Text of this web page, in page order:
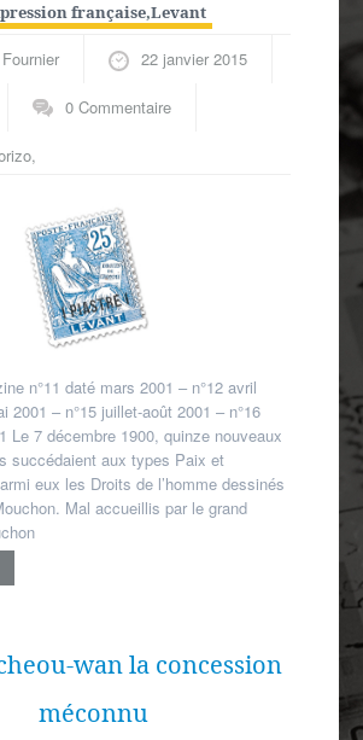
française,Levant
22 janvier 2015
0 Commentaire
,
n°11 daté mars 2001 – n°12 avril
2001 – n°15 juillet-août 2001 – n°16
Le 7 décembre 1900, quinze nouveaux
succédaient aux types Paix et
eux les Droits de l’homme dessinés
Mal accueillis par le grand
wan la concession
méconnu